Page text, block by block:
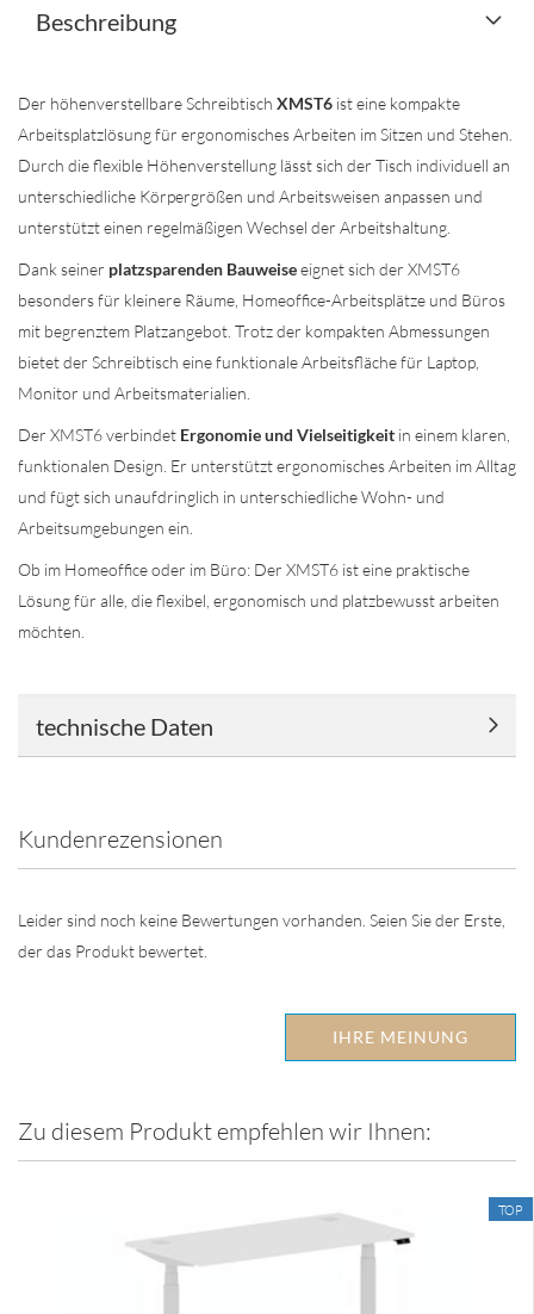
Beschreibung
Der höhenverstellbare Schreibtisch XMST6 ist eine kompakte
Arbeitsplatzlösung für ergonomisches Arbeiten im Sitzen und Stehen.
Durch die flexible Höhenverstellung lässt sich der Tisch individuell an
unterschiedliche Körpergrößen und Arbeitsweisen anpassen und
unterstützt einen regelmäßigen Wechsel der Arbeitshaltung.
Dank seiner platzsparenden Bauweiseeignet sich der XMST6
besonders für kleinere Räume, Homeoffice-Arbeitsplätze und Büros
mit begrenztem Platzangebot. Trotz der kompakten Abmessungen
bietet der Schreibtisch eine funktionale Arbeitsfläche für Laptop,
Monitor und Arbeitsmaterialien.
Der XMST6 verbindet Ergonomie und Vielseitigkeit in einem klaren,
funktionalen Design. Er unterstützt ergonomisches Arbeiten im Alltag
und fügt sich unaufdringlich in unterschiedliche Wohn- und
Arbeitsumgebungen ein.
Ob im Homeoffice oder im Büro: Der XMST6 ist eine praktische
Lösung für alle, die flexibel, ergonomisch und platzbewusst arbeiten
möchten.
technische Daten
Kundenrezensionen
Leider sind noch keine Bewertungen vorhanden. Seien Sie der Erste,
der das Produkt bewertet.
IHRE MEINUNG
Zu diesem Produkt empfehlen wir Ihnen:
TOP